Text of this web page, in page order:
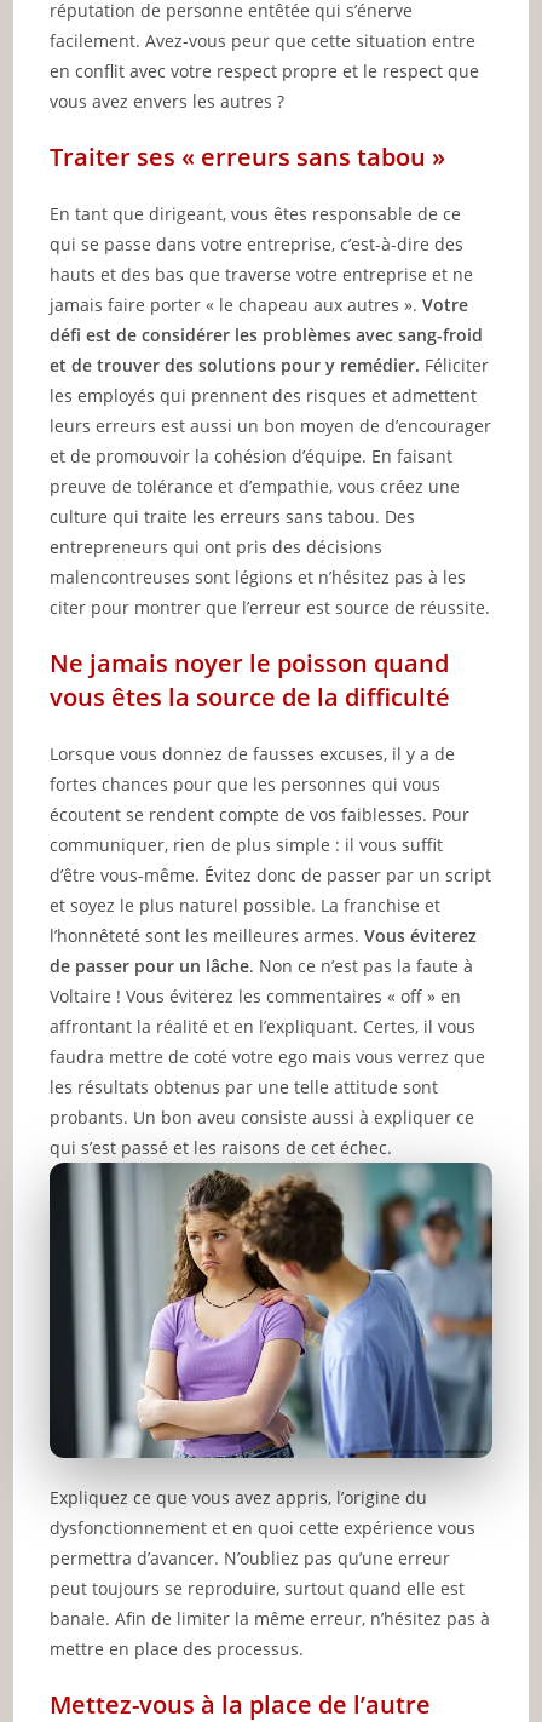
réputation de personne entêtée qui s’énerve
facilement. Avez-vous peur que cette situation entre
en conflit avec votre respect propre et le respect que
vous avez envers les autres ?
Traiter ses « erreurs sans tabou »
En tant que dirigeant, vous êtes responsable de ce
qui se passe dans votre entreprise, c’est-à-dire des
hauts et des bas que traverse votre entreprise et ne
jamais faire porter « le chapeau aux autres ».Votre
défi est de considérer les problèmes avec sang-froid
et de trouver des solutions pour y remédier. Féliciter
les employés qui prennent des risques et admettent
leurs erreurs est aussi un bon moyen de d’encourager
et de promouvoir la cohésion d’équipe. En faisant
preuve de tolérance et d’empathie, vous créez une
culture qui traite les erreurs sans tabou. Des
entrepreneurs qui ont pris des décisions
malencontreuses sont légions et n’hésitez pas à les
citer pour montrer que l’erreur est source de réussite.
Ne jamais noyer le poisson quand
vous êtes la source de la difficulté
Lorsque vous donnez de fausses excuses, il y a de
fortes chances pour que les personnes qui vous
écoutent se rendent compte de vos faiblesses. Pour
communiquer, rien de plus simple : il vous suffit
d’être vous-même. Évitez donc de passer par un script
et soyez le plus naturel possible. La franchise et
l’honnêteté sont les meilleures armes.Vous éviterez
de passer pour un lâche. Non ce n’est pas la faute à
Voltaire ! Vous éviterez les commentaires « off » en
affrontant la réalité et en l’expliquant. Certes, il vous
faudra mettre de coté votre ego mais vous verrez que
les résultats obtenus par une telle attitude sont
probants. Un bon aveu consiste aussi à expliquer ce
qui s’est passé et les raisons de cet échec.
Expliquez ce que vous avez appris, l’origine du
dysfonctionnement et en quoi cette expérience vous
permettra d’avancer. N’oubliez pas qu’une erreur
peut toujours se reproduire, surtout quand elle est
banale. Afin de limiter la même erreur, n’hésitez pas à
mettre en place des processus.
Mettez-vous à la place de l’autre